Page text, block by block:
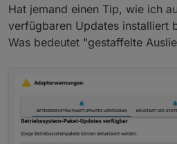
Hat jemand einen Tip, wie ich
verfügbaren Updates installiert
Was bedeutet "gestaffelte